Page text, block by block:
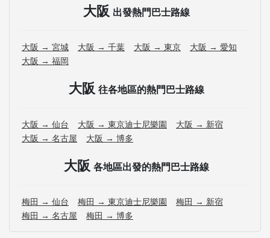
大阪 出發熱門巴士路線
大阪 → 宮城 大阪 → 千葉 大阪 → 東京
大阪 → 愛知
大阪 → 福岡
大阪 往各地區的熱門巴士路線
大阪 → 仙台 大阪 → 東京迪士尼樂園
大阪 → 新宿
大阪 → 名古屋
大阪 → 博多
大阪 各地區出發的熱門巴士路線
梅田 → 仙台 梅田 → 東京迪士尼樂園
梅田 → 新宿
梅田 → 名古屋
梅田 → 博多